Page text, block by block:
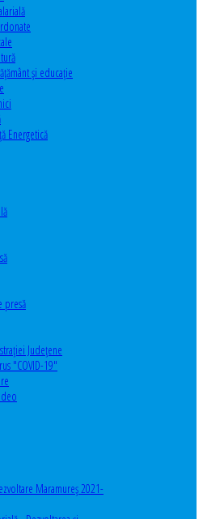
şi educaţie
Energetică
presă
Judeţene
"COVID-19"
Maramureș 2021-